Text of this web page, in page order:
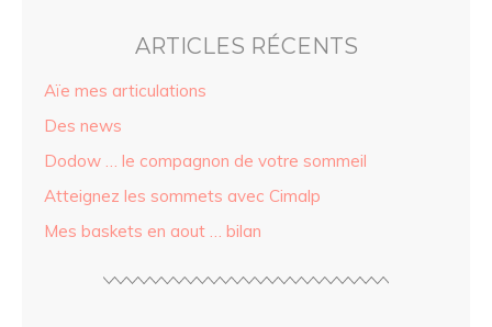
ARTICLES RÉCENTS
Aïe mes articulations
Des news
Dodow … le compagnon de votre sommeil
Atteignez les sommets avec Cimalp
Mes baskets en aout … bilan